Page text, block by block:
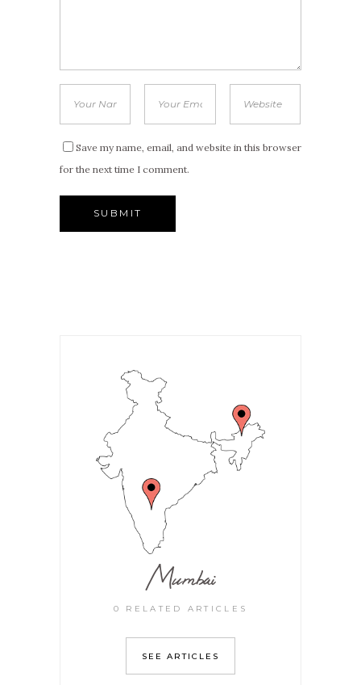
Save my name, email, and website in this browser
for the next time I comment.
Mumbai
0 RELATED ARTICLES
SEE ARTICLES